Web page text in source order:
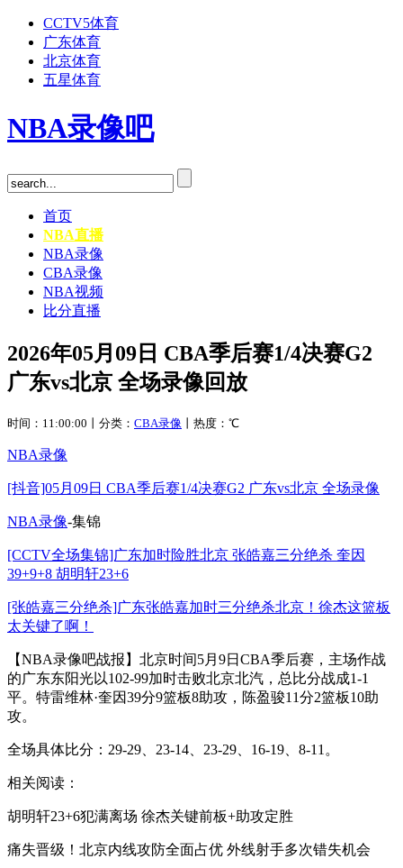
CCTV5体育
广东体育
北京体育
五星体育
NBA录像吧
首页
NBA直播
NBA录像
CBA录像
NBA视频
比分直播
2026年05月09日 CBA季后赛1/4决赛G2
广东vs北京 全场录像回放
时间：11:00:00丨分类： CBA录像 丨热度： ℃
NBA录像
[抖音]05月09日 CBA季后赛1/4决赛G2 广东vs北京 全场录像
NBA录像-集锦
[CCTV全场集锦]广东加时险胜北京 张皓嘉三分绝杀 奎因
39+9+8 胡明轩23+6
[张皓嘉三分绝杀]广东张皓嘉加时三分绝杀北京！徐杰这篮板
太关键了啊！
【NBA录像吧战报】北京时间5月9日CBA季后赛，主场作战
的广东东阳光以102-99加时击败北京北汽，总比分战成1-1
平。特雷维林·奎因39分9篮板8助攻，陈盈骏11分2篮板10助
攻。
全场具体比分：29-29、23-14、23-29、16-19、8-11。
相关阅读：
胡明轩23+6犯满离场 徐杰关键前板+助攻定胜
痛失晋级！北京内线攻防全面占优 外线射手多次错失机会